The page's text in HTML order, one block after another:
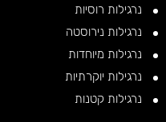
נרגילות רוסיות
נרגילות נירוסטה
נרגילות מיוחדות
נרגילות יוקרתיות
נרגילות קטנות